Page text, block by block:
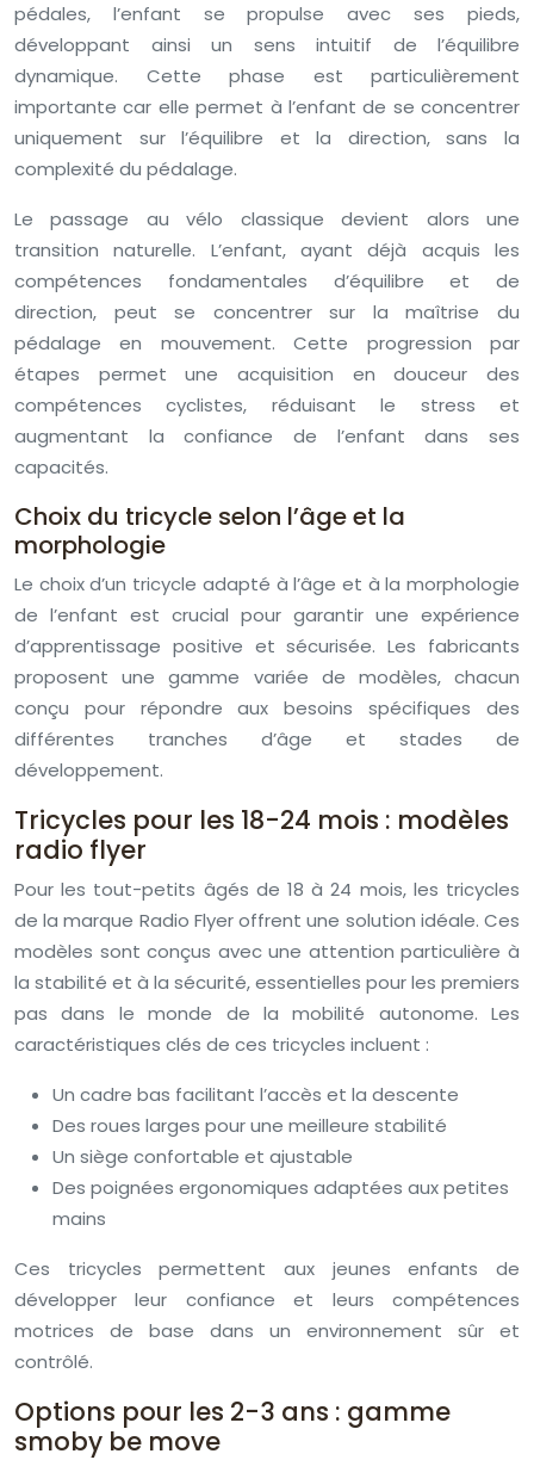
pédales, l’enfant se propulse avec ses pieds,
développant ainsi un sens intuitif de l’équilibre
dynamique. Cette phase est particulièrement
importante car elle permet à l’enfant de se concentrer
uniquement sur l’équilibre et la direction, sans la
complexité du pédalage.
Le passage au vélo classique devient alors une
transition naturelle. L’enfant, ayant déjà acquis les
compétences fondamentales d’équilibre et de
direction, peut se concentrer sur la maîtrise du
pédalage en mouvement. Cette progression par
étapes permet une acquisition en douceur des
compétences cyclistes, réduisant le stress et
augmentant la confiance de l’enfant dans ses
capacités.
Choix du tricycle selon l’âge et la
morphologie
Le choix d’un tricycle adapté à l’âge et à la morphologie
de l’enfant est crucial pour garantir une expérience
d’apprentissage positive et sécurisée. Les fabricants
proposent une gamme variée de modèles, chacun
conçu pour répondre aux besoins spécifiques des
différentes tranches d’âge et stades de
développement.
Tricycles pour les 18-24 mois : modèles
radio flyer
Pour les tout-petits âgés de 18 à 24 mois, les tricycles
de la marque Radio Flyer offrent une solution idéale. Ces
modèles sont conçus avec une attention particulière à
la stabilité et à la sécurité, essentielles pour les premiers
pas dans le monde de la mobilité autonome. Les
caractéristiques clés de ces tricycles incluent :
Un cadre bas facilitant l’accès et la descente
Des roues larges pour une meilleure stabilité
Un siège confortable et ajustable
Des poignées ergonomiques adaptées aux petites
mains
Ces tricycles permettent aux jeunes enfants de
développer leur confiance et leurs compétences
motrices de base dans un environnement sûr et
contrôlé.
Options pour les 2-3 ans : gamme
smoby be move